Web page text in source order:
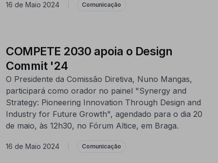
16 de Maio 2024 Comunicação
COMPETE 2030 apoia o Design
Commit '24
O Presidente da Comissão Diretiva, Nuno Mangas,
participará como orador no painel "Synergy and
Strategy: Pioneering Innovation Through Design and
Industry for Future Growth", agendado para o dia 20
de maio, às 12h30, no Fórum Altice, em Braga.
16 de Maio 2024 Comunicação